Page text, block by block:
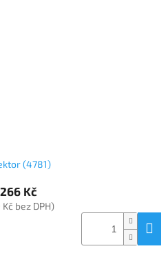
(4781)
Kč
bez DPH)